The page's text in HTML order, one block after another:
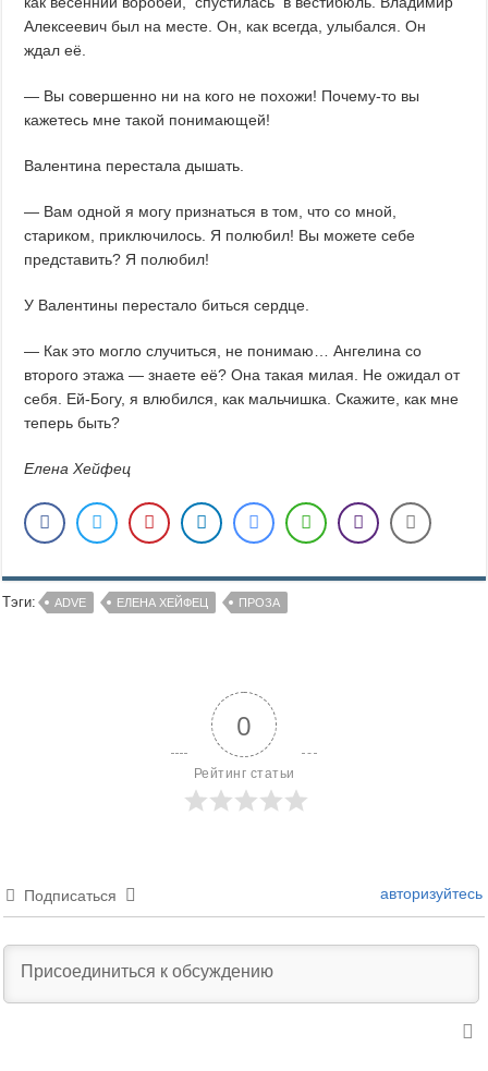
Алексеевич был на месте. Он, как всегда, улыбался. Он
ждал её.
— Вы совершенно ни на кого не похожи! Почему-то вы
кажетесь мне такой понимающей!
Валентина перестала дышать.
— Вам одной я могу признаться в том, что со мной,
стариком, приключилось. Я полюбил! Вы можете себе
представить? Я полюбил!
У Валентины перестало биться сердце.
— Как это могло случиться, не понимаю… Ангелина со
второго этажа — знаете её? Она такая милая. Не ожидал от
себя. Ей-Богу, я влюбился, как мальчишка. Скажите, как мне
теперь быть?
Елена Хейфец
Тэги: ADVE ЕЛЕНА ХЕЙФЕЦ ПРОЗА
0
Рейтинг статьи
Подписаться авторизуйтесь